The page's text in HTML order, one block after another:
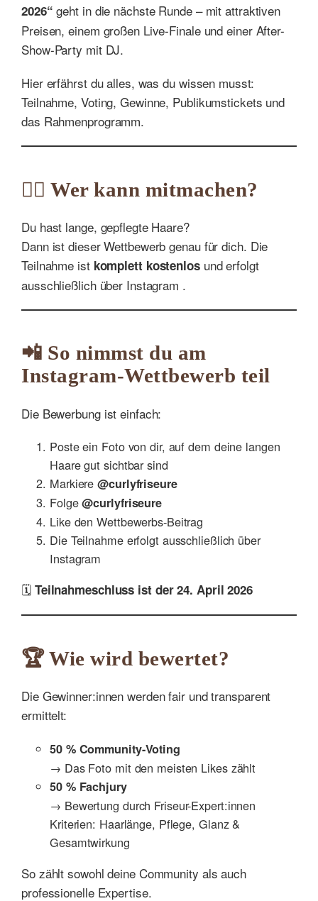
2026“ geht in die nächste Runde – mit attraktiven
Preisen, einem großen Live-Finale und einer After-
Show-Party mit DJ.
Hier erfährst du alles, was du wissen musst:
Teilnahme, Voting, Gewinne, Publikumstickets und
das Rahmenprogramm.
💇‍♀️ Wer kann mitmachen?
Du hast lange, gepflegte Haare?
Dann ist dieser Wettbewerb genau für dich. Die
Teilnahme ist komplett kostenlosund erfolgt
ausschließlich über Instagram .
📲 So nimmst du am
Instagram-Wettbewerb teil
Die Bewerbung ist einfach:
Poste ein Foto von dir, auf dem deine langen
Haare gut sichtbar sind
Markiere@curlyfriseure
Folge@curlyfriseure
Like den Wettbewerbs-Beitrag
Die Teilnahme erfolgt ausschließlich über
Instagram
🗓 Teilnahmeschluss ist der 24. April 2026
🏆 Wie wird bewertet?
Die Gewinner:innen werden fair und transparent
ermittelt:
50 % Community-Voting
→ Das Foto mit den meisten Likes zählt
50 % Fachjury
→ Bewertung durch Friseur-Expert:innen
Kriterien: Haarlänge, Pflege, Glanz &
Gesamtwirkung
So zählt sowohl deine Community als auch
professionelle Expertise.